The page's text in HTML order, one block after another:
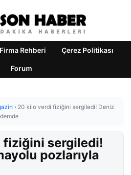
Firma Rehberi Çerez Politikası
Forum
› 20 kilo verdi fiziğini sergiledi! Deniz
fiziğini sergiledi!
pozlarıyla